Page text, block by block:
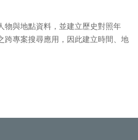
物與地點資料，並建立歷史對照年
跨專案搜尋應用，因此建立時間、地